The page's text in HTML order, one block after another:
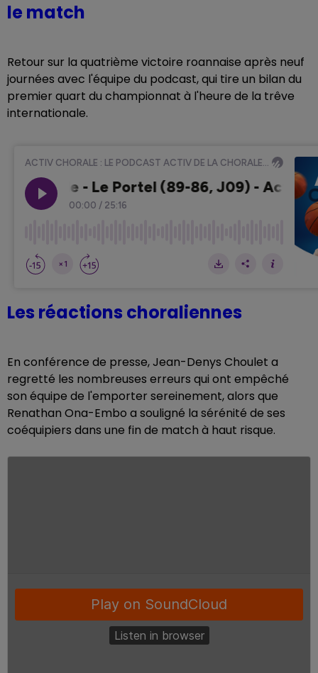
le match
Retour sur la quatrième victoire roannaise après neuf
journées avec l'équipe du podcast, qui tire un bilan du
premier quart du championnat à l'heure de la trêve
internationale.
Les réactions choraliennes
En conférence de presse, Jean-Denys Choulet a
regretté les nombreuses erreurs qui ont empêché
son équipe de l'emporter sereinement, alors que
Renathan Ona-Embo a souligné la sérénité de ses
coéquipiers dans une fin de match à haut risque.